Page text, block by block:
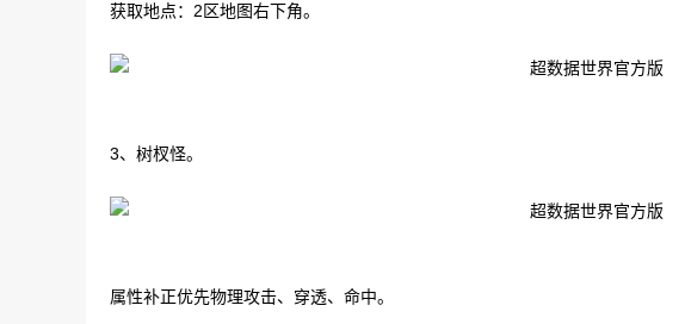
获取地点：2区地图右下角。
3、树杈怪。
属性补正优先物理攻击、穿透、命中。